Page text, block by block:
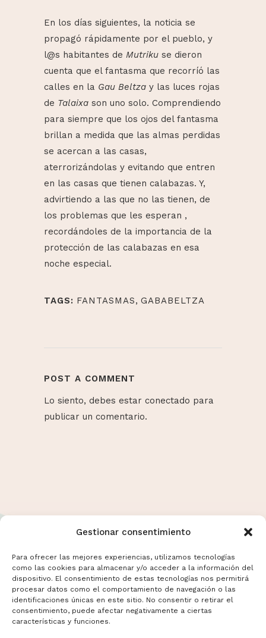
Gestionar consentimiento
Para ofrecer las mejores experiencias, utilizamos tecnologías
como las cookies para almacenar y/o acceder a la información del
dispositivo. El consentimiento de estas tecnologías nos permitirá
procesar datos como el comportamiento de navegación o las
identificaciones únicas en este sitio. No consentir o retirar el
consentimiento, puede afectar negativamente a ciertas
características y funciones.
En los días siguientes, la noticia se
propagó rápidamente por el pueblo, y
l@s habitantes de Mutriku se dieron
cuenta que el fantasma que recorríó las
calles en la Gau Beltza y las luces rojas
de Talaixa son uno solo. Comprendiendo
para siempre que los ojos del fantasma
brillan a medida que las almas perdidas
se acercan a las casas,
aterrorizándolas y evitando que entren
en las casas que tienen calabazas. Y,
advirtiendo a las que no las tienen, de
los problemas que les esperan ,
recordándoles de la importancia de la
protección de las calabazas en esa
noche especial.
TAGS: FANTASMAS, GABABELTZA
POST A COMMENT
Lo siento, debes estar conectado para
publicar un comentario.
Términos y Condiciones
Aviso Legal
Politicas de Cookies